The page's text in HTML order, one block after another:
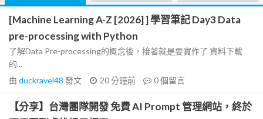
[Machine Learning A-Z [2026] ] 學習筆記 Day3 Data
pre-processing with Python
了解Data Pre-processing的概念後，接著就是要實作了 資料下載
的...
由 duckravel48 發文 20 分鐘前 0個留言
【分享】台灣團隊開發 免費 AI Prompt 管理網站，終於